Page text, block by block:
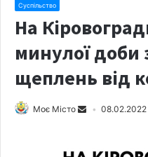
Суспільство
На
минулої доби
щеплень від
Моє Місто 08.02.2022